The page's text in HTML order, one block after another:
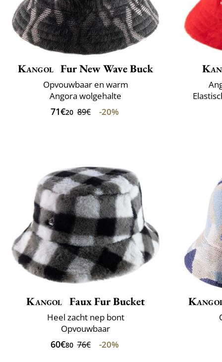
Kangol Fur New Wave Buck
Opvouwbaar en warm
Angora wolgehalte
71€20 89€ -20%
Kangol Faux Fur Bucket
Heel zacht nep bont
Opvouwbaar
60€80 76€ -20%